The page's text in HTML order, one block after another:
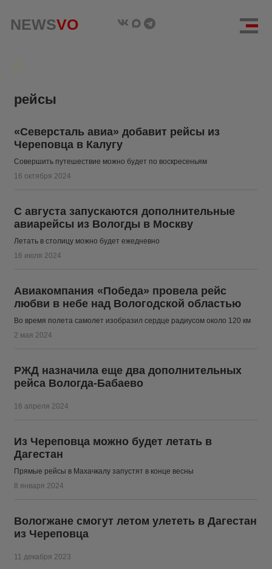
NEWSVO
NEWSVO
рейсы
«Северсталь авиа» добавит рейсы из
Череповца в Калугу
Совершить путешествие можно будет по воскресеньям
16 октября 2024
С августа запускаются дополнительные
авиарейсы из Вологды в Москву
Летать в столицу можно будет ежедневно
16 июля 2024
Авиакомпания «Победа» провела рейс
любви в небе над Вологодской областью
Во время полета самолет изобразил сердце радиусом около 120 км
2 мая 2024
РЖД назначила еще два дополнительных
рейса Вологда-Бабаево
16 апреля 2024
Из Череповца можно будет летать в
Дагестан
Прямые рейсы в Махачкалу запустят в конце весны
8 января 2024
Вологжане смогут летом улететь в Дагестан
из Череповца
11 декабря 2023